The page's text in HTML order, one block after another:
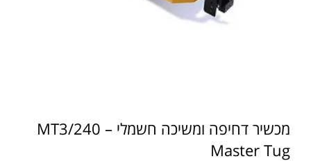
מכשיר דחיפה ומשיכה חשמלי MT3/240 –
Master Tug